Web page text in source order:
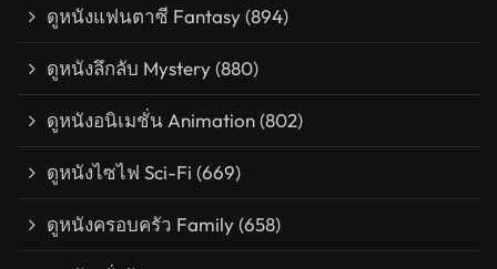
ดูหนังแฟนตาซี Fantasy(894)
ดูหนังลึกลับ Mystery(880)
ดูหนังอนิเมชั่น Animation(802)
ดูหนังไซไฟ Sci-Fi (669)
ดูหนังครอบครัว Family(658)